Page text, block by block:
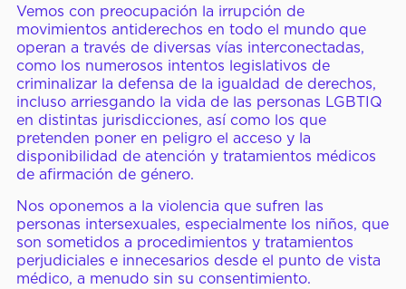
Vemos con preocupación la irrupción de
movimientos antiderechos en todo el mundo que
operan a través de diversas vías interconectadas,
como los numerosos intentos legislativos de
criminalizar la defensa de la igualdad de derechos,
incluso arriesgando la vida de las personas LGBTIQ
en distintas jurisdicciones, así como los que
pretenden poner en peligro el acceso y la
disponibilidad de atención y tratamientos médicos
de afirmación de género.
Nos oponemos a la violencia que sufren las
personas intersexuales, especialmente los niños, que
son sometidos a procedimientos y tratamientos
perjudiciales e innecesarios desde el punto de vista
médico, a menudo sin su consentimiento.